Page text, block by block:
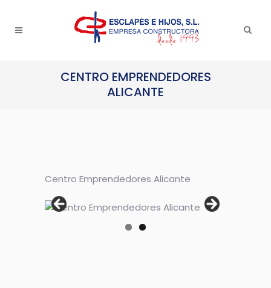
CENTRO EMPRENDEDORES
ALICANTE
Centro Emprendedores Alicante